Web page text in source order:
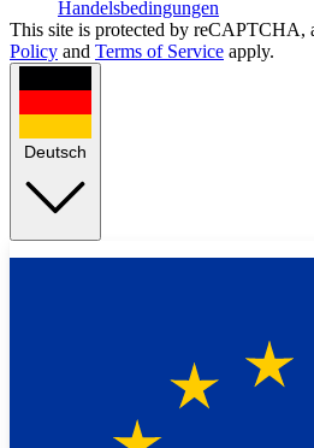
Handelsbedingungen
This site is protected by reCAPTCHA,
Policy and Terms of Service apply.
Deutsch